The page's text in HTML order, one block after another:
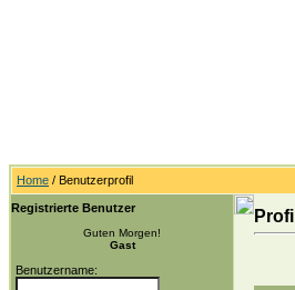
Home / Benutzerprofil
Registrierte Benutzer
Guten Morgen!
Gast
Benutzername:
Profil